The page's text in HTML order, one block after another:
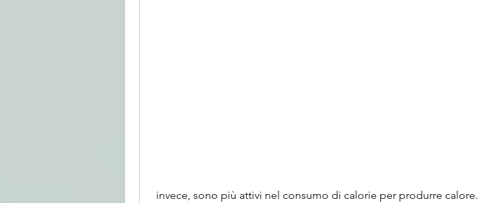
invece, sono più attivi nel consumo di calorie per produrre calore.